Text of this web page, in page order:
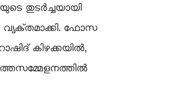
തുടർച്ചയായി
വ്യക്​തമാക്കി. ഫോസ
കിഴക്കയിൽ,